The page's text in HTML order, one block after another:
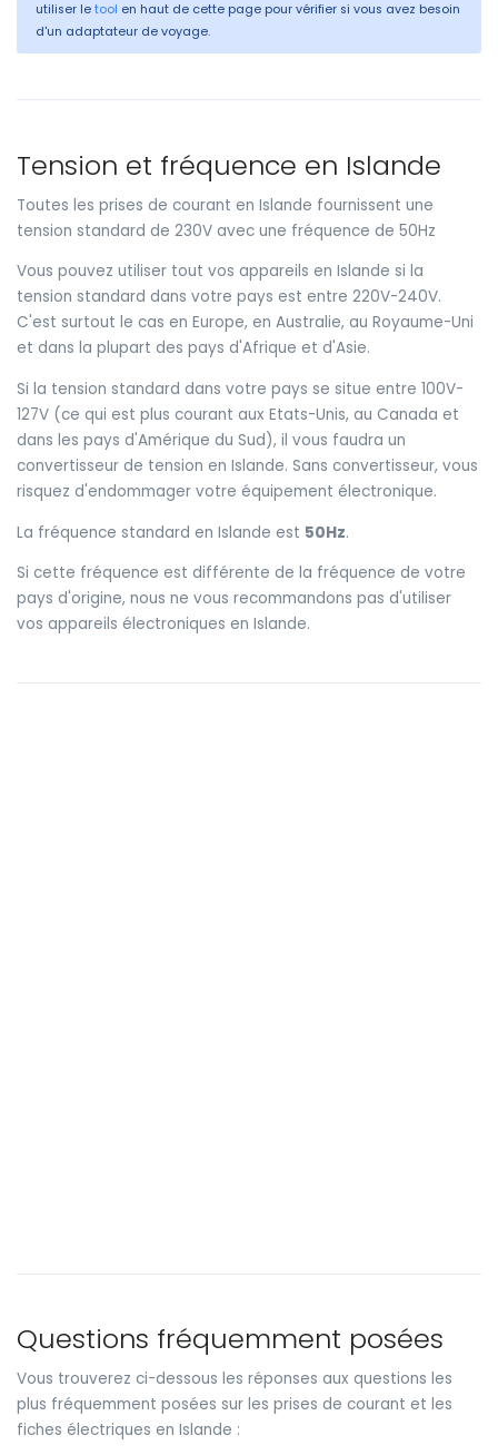
utiliser le tool en haut de cette page pour vérifier si vous avez besoin
d'un adaptateur de voyage.
Tension et fréquence en Islande
Toutes les prises de courant en Islande fournissent une
tension standard de 230V avec une fréquence de 50Hz
Vous pouvez utiliser tout vos appareils en Islande si la
tension standard dans votre pays est entre 220V-240V.
C'est surtout le cas en Europe, en Australie, au Royaume-Uni
et dans la plupart des pays d'Afrique et d'Asie.
Si la tension standard dans votre pays se situe entre 100V-
127V (ce qui est plus courant aux Etats-Unis, au Canada et
dans les pays d'Amérique du Sud), il vous faudra un
convertisseur de tension en Islande. Sans convertisseur, vous
risquez d'endommager votre équipement électronique.
La fréquence standard en Islande est 50Hz.
Si cette fréquence est différente de la fréquence de votre
pays d'origine, nous ne vous recommandons pas d'utiliser
vos appareils électroniques en Islande.
Questions fréquemment posées
Vous trouverez ci-dessous les réponses aux questions les
plus fréquemment posées sur les prises de courant et les
fiches électriques en Islande :